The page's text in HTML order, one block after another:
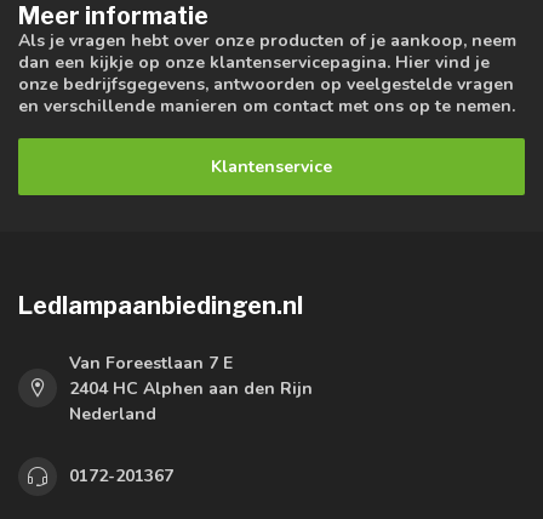
Meer informatie
Als je vragen hebt over onze producten of je aankoop, neem
dan een kijkje op onze klantenservicepagina. Hier vind je
onze bedrijfsgegevens, antwoorden op veelgestelde vragen
en verschillende manieren om contact met ons op te nemen.
Klantenservice
Ledlampaanbiedingen.nl
Van Foreestlaan 7 E
2404 HC Alphen aan den Rijn
Nederland
0172-201367